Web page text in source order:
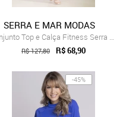
SERRA E MAR MODAS
Conjunto Top e Calça Fitness Serra E Mar...
R$ 127,80 R$ 68,90
-45%